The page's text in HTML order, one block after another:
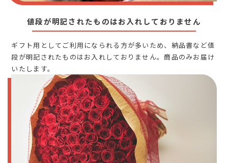
値段が明記されたものはお入れしておりません
ギフト用としてご利用になられる方が多いため、納品書など値
段が明記されたものはお入れしておりません。商品のみお届け
いたします。